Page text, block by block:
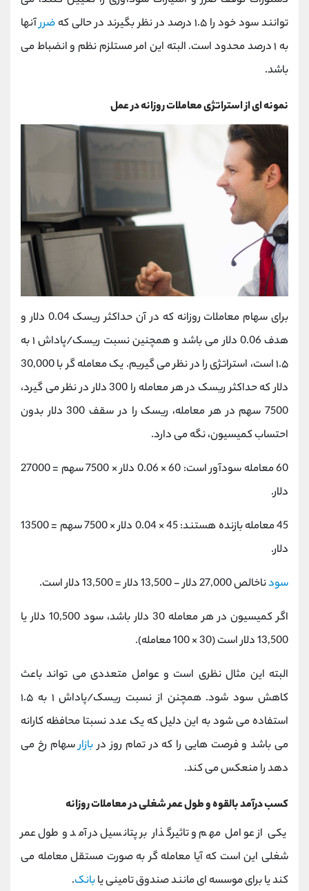
توانند سود خود را ۱.۵ درصد در نظر بگیرند در حالی که
ضررآنها
به ۱ درصد محدود است. البته این امر مستلزم نظم و انضباط می
باشد.
نمونه ای از استراتژی معاملات روزانه در عمل
برای سهام معاملات روزانه که در آن حداکثر ریسک 0.04 دلار و
هدف 0.06 دلار می باشد و همچنین نسبت ریسک/پاداش ۱ به
۱.۵ است، استراتژی را در نظر می گیریم. یک معامله گر با 30,000
دلار که حداکثر ریسک در هر معامله را 300 دلار در نظر می گیرد،
7500 سهم در هر معامله، ریسک را در سقف 300 دلار بدون
احتساب کمیسیون، نگه می دارد.
60 معامله سودآور است: 60 × 0.06 دلار × 7500 سهم = 27000
دلار.
45 معامله بازنده هستند: 45 × 0.04 دلار × 7500 سهم = 13500
دلار.
سودناخالص 27,000 دلار - 13,500 دلار = 13,500 دلار است.
اگر کمیسیون در هر معامله 30 دلار باشد، سود 10,500 دلار یا
13,500 دلار است (30 × 100 معامله).
البته این مثال نظری است و عوامل متعددی می تواند باعث
کاهش سود شود. همچنن از نسبت ریسک/پاداش ۱ به ۱.۵
استفاده می شود به این دلیل که یک عدد نسبتا محافظه کارانه
می باشد و فرصت هایی را که در تمام روز دربازارسهام رخ می
دهد را منعکس می کند.
کسب درآمد بالقوه و طول عمر شغلی در معاملات روزانه
یکی از عوامل مهم و تاثیرگذار بر پتانسیل درآمد و طول عمر
شغلی این است که آیا معامله گر به صورت مستقل معامله می
کند یا برای موسسه ای مانند صندوق تامینی یابانک.